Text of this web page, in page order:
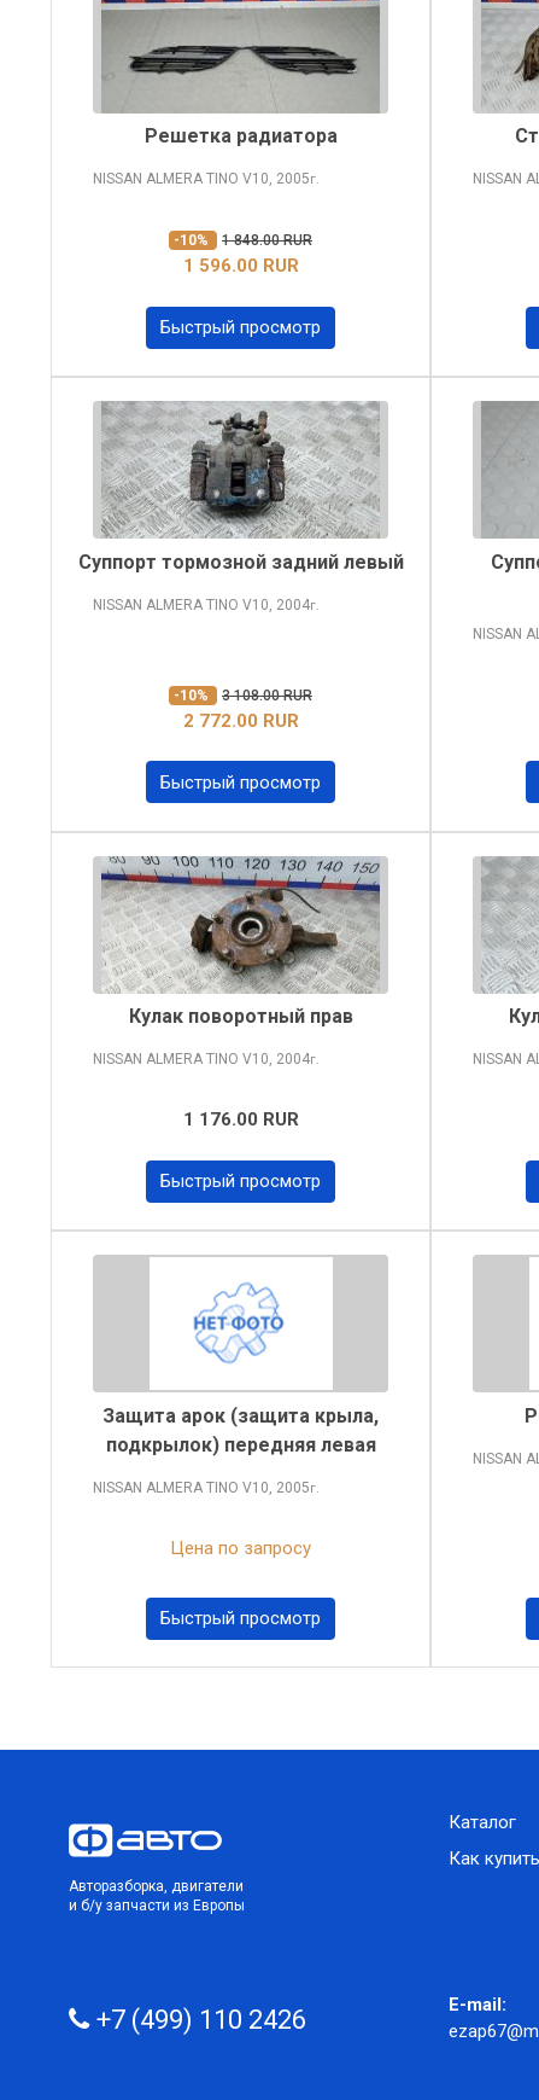
Решетка радиатора
NISSAN ALMERA TINO V10, 2005г.
-10% 1 848.00 RUR
1 596.00 RUR
Быстрый просмотр
NISSAN
Суппорт тормозной задний левый
NISSAN ALMERA TINO V10, 2004г.
-10% 3 108.00 RUR
2 772.00 RUR
Быстрый просмотр
NISSAN
Кулак поворотный прав
NISSAN ALMERA TINO V10, 2004г.
1 176.00 RUR
Быстрый просмотр
NISSAN
Защита арок (защита крыла,
подкрылок) передняя левая
NISSAN ALMERA TINO V10, 2005г.
Цена по запросу
Быстрый просмотр
NISSAN
Авторазборка, двигатели
и б/у запчасти из Европы
Каталог
Как купить
+7 (499) 110 2426
E-mail: